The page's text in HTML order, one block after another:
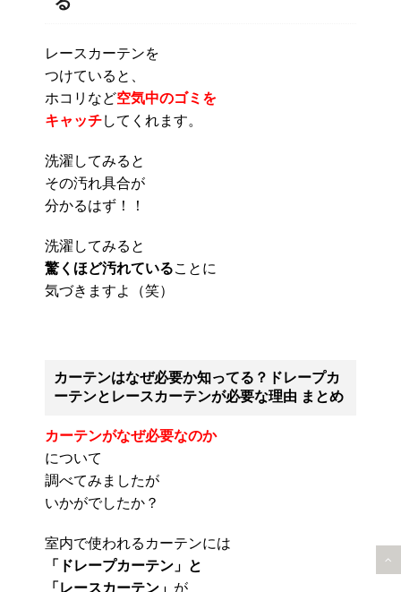
レースカーテンを
つけていると、
ホコリなど空気中のゴミを
キャッチしてくれます。
洗濯してみると
その汚れ具合が
分かるはず！！
洗濯してみると
驚くほど汚れていることに
気づきますよ（笑）
カーテンはなぜ必要か知ってる？ドレープカ
ーテンとレースカーテンが必要な理由 まとめ
カーテンがなぜ必要なのか
について
調べてみましたが
いかがでしたか？
室内で使われるカーテンには
「ドレープカーテン」と
「レースカーテン」 が